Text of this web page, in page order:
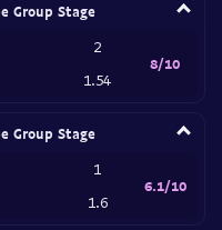
Group Stage
2
1.54
8/10
Group Stage
1
1.6
6.1/10